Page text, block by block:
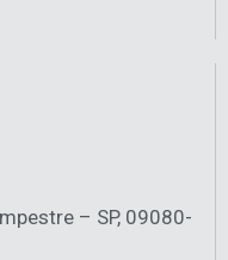
– SP, 09080-